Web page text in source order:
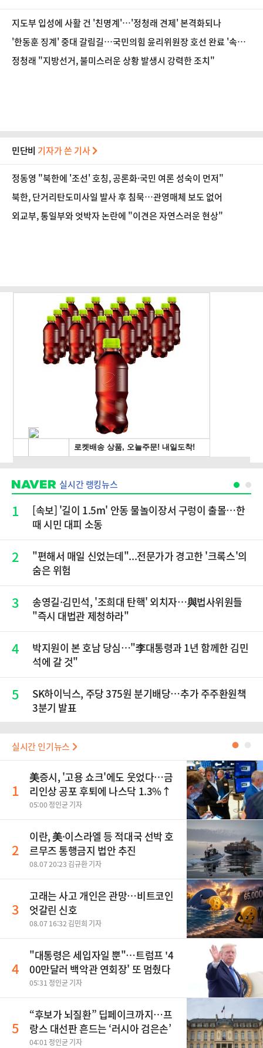
지도부 입성에 사활 건 '친명계'…'정청래 견제' 본격화되나
'한동훈 징계' 중대 갈림길…국민의힘 윤리위원장 호선 완료 '속도
전'
정청래 "지방선거, 불미스러운 상황 발생시 강력한 조치"
민단비 기자가 쓴 기사
정동영 "북한에 '조선' 호칭, 공론화·국민 여론 성숙이 먼저"
북한, 단거리탄도미사일 발사 후 침묵…관영매체 보도 없어
외교부, 통일부와 엇박자 논란에 "이견은 자연스러운 현상"
실시간 랭킹뉴스
1
[속보] '길이 1.5m' 안동 물놀이장서 구렁이 출몰…한
때 시민 대피 소동
2
"편해서 매일 신었는데"...전문가가 경고한 '크록스'의
숨은 위험
3
송영길·김민석, '조희대 탄핵' 외치자…與법사위원들
"즉시 대법관 제청하라"
4
박지원이 본 호남 당심…"李대통령과 1년 함께한 김민
석에 갈 것"
5
SK하이닉스, 주당 375원 분기배당…추가 주주환원책
3분기 발표
실시간 인기뉴스 ●
1
美증시, '고용 쇼크'에도 웃었다…금
리인상 공포 후퇴에 나스닥 1.3%↑
05:00 정인균 기자
2
이란, 美·이스라엘 등 적대국 선박 호
르무즈 통행금지 법안 추진
08.07 20:23 김규환 기자
3
고래는 사고 개인은 관망…비트코인
엇갈린 신호
08.07 16:32 김민희 기자
4
"대통령은 세입자일 뿐"…트럼프 '4
00만달러 백악관 연회장' 또 멈췄다
05:31 정인균 기자
5
“후보가 뇌질환” 딥페이크까지…프
랑스 대선판 흔드는 ‘러시아 검은손’
04:01 정인균 기자